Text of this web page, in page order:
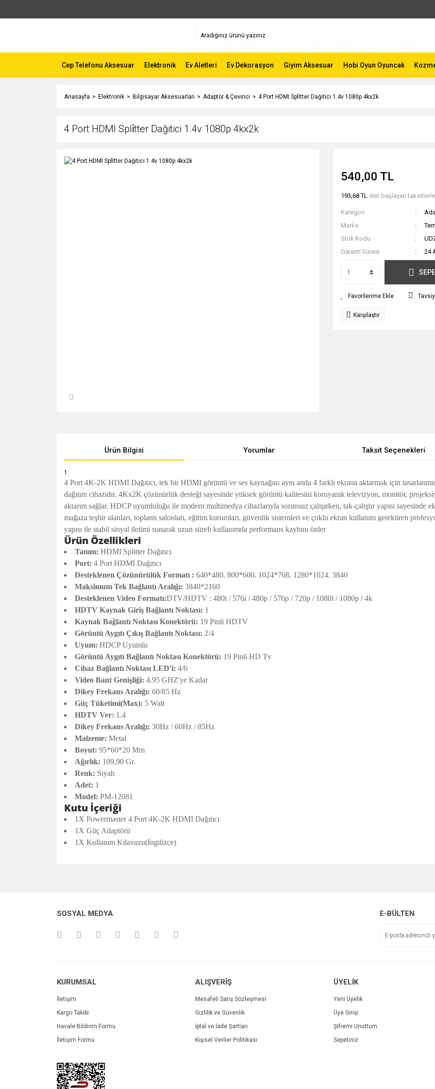
Cep Telefonu Aksesuar Elektronik Ev Aletleri Ev Dekorasyon Giyim Aksesuar Hobi Oyun Oyuncak
Anasayfa Elektronik Bilgisayar Aksesuarları Adaptör & Çevirici 4 Port HDMI Spli̇tter Dağitici 1.4v 1080p 4kx2k
4 Port HDMI Spli̇tter Dağitici 1.4v 1080p 4kx2k
540,00 TL
193,68 TL den başlayan
Kategori
Marka
Stok Kodu
Garanti Süresi
24
Karşılaştır
Ürün Bilgisi Yorumlar Taksit Seçenekleri
4 Port 4K-2K HDMI Dağıtıcı, tek bir HDMI görüntü ve ses kaynağını aynı anda 4 farklı ekrana aktarmak için
dağıtım cihazıdır. 4Kx2K çözünürlük desteği sayesinde yüksek görüntü kalitesini koruyarak televizyon, monitör,
aktarım sağlar. HDCP uyumluluğu ile modern multimedya cihazlarıyla sorunsuz çalışırken, tak-çalıştır yapısı sayesinde
mağaza teşhir alanları, toplantı salonları, eğitim kurumları, güvenlik sistemleri ve çoklu ekran kullanım gerektiren
yapısı ile stabil sinyal iletimi sunarak uzun süreli kullanımda performans kaybını önler
Ürün Özellikleri
Tanım: HDMI Splitter Dağıtıcı
Port: 4 Port HDMI Dağıtıcı
Desteklenen Çözünürülük Formatı : 640*480. 800*600. 1024*768. 1280*1024. 3840
Maksimum Tek Bağlantı Aralığı: 3840*2160
Desteklenen Video Formatı:DTV/HDTV : 480i / 576i / 480p / 576p / 720p / 1080i / 1080p / 4k
HDTV Kaynak Giriş Bağlantı Noktası: 1
Kaynak Bağlantı Noktası Konektörü: 19 Pinli HDTV
Görüntü Aygıtı Çıkış Bağlantı Noktası: 2/4
Uyum: HDCP Uyumlu
Görüntü Aygıtı Bağlantı Noktası Konektörü: 19 Pinli HD Tv
Cihaz Bağlantı Noktası LED'i: 4/6
Video Bant Genişliği: 4.95 GHZ'ye Kadar
Dikey Frekans Aralığı: 60/85 Hz
Güç Tüketimi(Max): 5 Watt
HDTV Ver: 1.4
Dikey Frekans Aralığı: 30Hz / 60Hz / 85Hz
Malzeme: Metal
Boyut: 95*60*20 Mm
Ağırlık: 109,90 Gr.
Renk: Siyah
Adet: 1
Model: PM-12081
Kutu İçeriği
1X Powermaster 4 Port 4K-2K HDMI Dağıtıcı
1X Güç Adaptörü
1X Kullanım Kılavuzu(İngilizce)
Ürün açıklamasında eksik bilgiler bulunuyor.
SOSYAL MEDYA E-BÜLTEN
KURUMSAL
İletişim
Kargo Takibi
Havale Bildirim Formu
İletişim Formu
ALIŞVERİŞ
Mesafeli Satış Sözleşmesi
Gizlilik ve Güvenlik
İptal ve İade Şartları
Kişisel Veriler Politikası
ÜYELİK
Yeni Üyelik
Üye Girişi
Şifremi Unuttum
Sepetiniz